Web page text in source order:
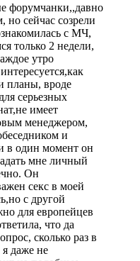
форумчанки,,давно
но сейчас созрели
с МЧ,
только 2 недели,
утро
планы, вроде
серьезных
имеет
менеджером,
и
в один момент он
мне личный
Он
секс в моей
с другой
для европейцев
что да
сколько раз в
даже не